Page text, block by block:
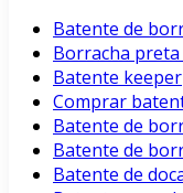
Batente de
Borracha
Batente keeper
Comprar
Batente de
Batente de
Batente de